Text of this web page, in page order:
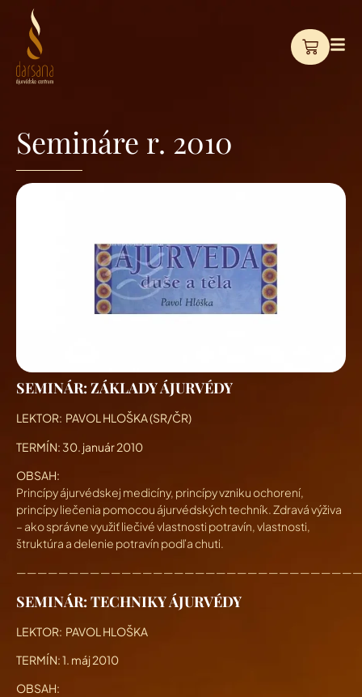
Semináre r. 2010
SEMINÁR: ZÁKLADY ÁJURVÉDY
LEKTOR: PAVOL HLOŠKA (SR/ČR)
TERMÍN: 30. január 2010
OBSAH:
Princípy ájurvédskej medicíny, princípy vzniku ochorení,
princípy liečenia pomocou ájurvédských techník. Zdravá výživa
– ako správne využiť liečivé vlastnosti potravín, vlastnosti,
štruktúra a delenie potravín podľa chuti.
SEMINÁR: TECHNIKY ÁJURVÉDY
LEKTOR: PAVOL HLOŠKA
TERMÍN:1. máj 2010
OBSAH: